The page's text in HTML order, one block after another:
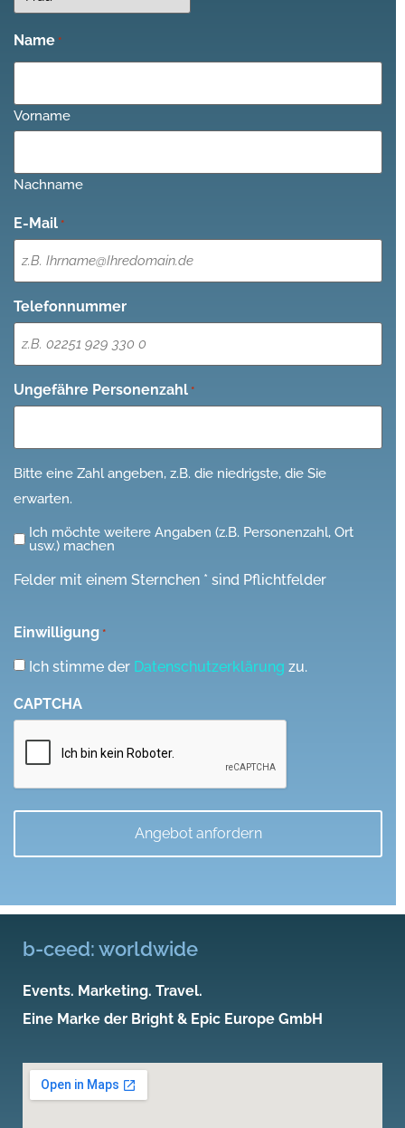
Name *
Vorname
Nachname
E-Mail *
Telefonnummer
Ungefähre Personenzahl *
Bitte eine Zahl angeben, z.B. die niedrigste, die Sie
erwarten.
Ich
weitere
(z.B.
Personenzahl,
usw.)
machen
Ich möchte weitere Angaben (z.B. Personenzahl, Ort
usw.) machen
Felder mit einem Sternchen * sind Pflichtfelder
Einwilligung *
Ich stimme der Datenschutzerklärung zu.
CAPTCHA
b-ceed: worldwide
Events. Marketing. Travel.
Eine Marke der Bright & Epic Europe GmbH